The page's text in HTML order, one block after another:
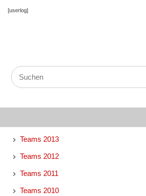
[userlog]
Teams 2013
Teams 2012
Teams 2011
Teams 2010